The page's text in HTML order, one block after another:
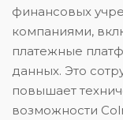
финансовых
компаниями,
платежные
данных. Это
повышает
возможности